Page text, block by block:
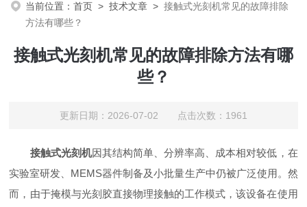
当前位置：首页 >技术文章 >接触式光刻机常见的故障排除
方法有哪些？
接触式光刻机常见的故障排除方法有哪
些？
更新日期：2026-07-02 点击次数：1961
接触式光刻机因其结构简单、分辨率高、成本相对较低，在
实验室研发、MEMS器件制备及小批量生产中仍被广泛使用。然
而，由于掩模与光刻胶直接物理接触的工作模式，该设备在使用